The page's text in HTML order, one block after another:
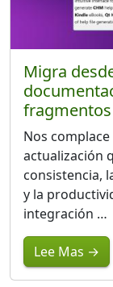
Migra
Nos
actualización
consistencia,
y la
integración …
Lee Mas →